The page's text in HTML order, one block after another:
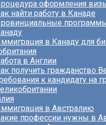
оформления
найти работу в Канаде
в Канаду для
в Англии
получить гражданство
к кандидату на
в Австралию
профессии нужны в